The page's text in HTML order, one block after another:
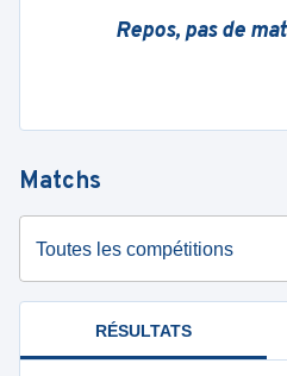
Repos, pas de
Matchs
Toutes les compétitions
RÉSULTATS